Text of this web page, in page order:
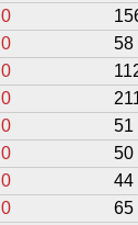
0
0 58
0
0
0 51
0 50
0 44
0 65